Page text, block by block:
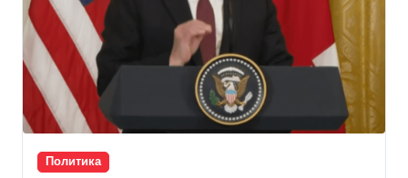
Политика